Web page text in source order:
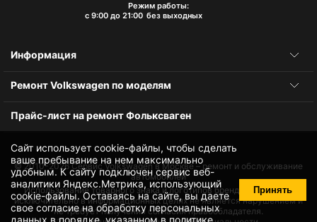
Сайт использует cookie-файлы, чтобы сделать
ваше пребывание на нем максимально
удобным. К cайту подключен сервис веб-
аналитики Яндекс.Метрика, использующий
cookie-файлы. Оставаясь на сайте, вы даете
своесогласие на обработку персональных
данных в порядке, указанном в политике
Принять
Режим работы:
с 9:00 до 21:00 без выходных
Информация
Ремонт Volkswagen по моделям
Прайс-лист на ремонт Фольксваген
© 2010-2026Сервис Volkswagen в Москве – ремонт и обслуживание
автомобилей
Использование товарного знака и логотипов бренда происходит
исключительно в информационных целях не является нарушением и
не требует получения согласия правообладателя.